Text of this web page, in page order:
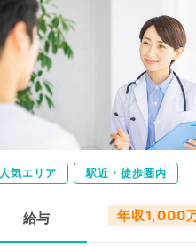
人気エリア 駅近・徒歩圏内
給与 年収1,000